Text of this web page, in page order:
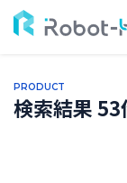
PRODUCT
検索結果 53